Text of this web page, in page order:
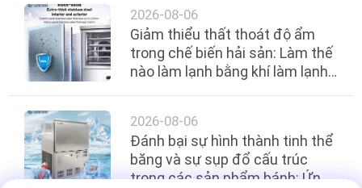
2026-08-06
Giảm thiểu thất thoát độ ẩm
trong chế biến hải sản: Làm thế
nào làm lạnh bằng khí làm lạnh
2026-08-06
Đánh bại sự hình thành tinh thể
băng và sự sụp đổ cấu trúc
trong các sản phẩm bánh: Ứng